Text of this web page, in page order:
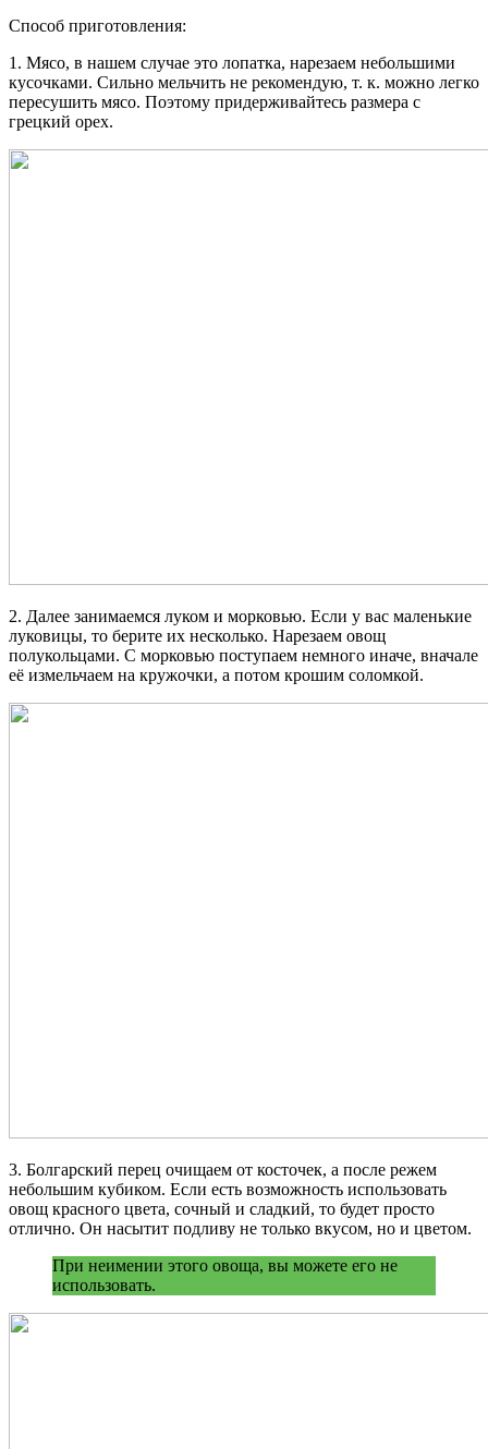
Способ приготовления:
1. Мясо, в нашем случае это лопатка, нарезаем небольшими
кусочками. Сильно мельчить не рекомендую, т. к. можно легко
пересушить мясо. Поэтому придерживайтесь размера с
грецкий орех.
2. Далее занимаемся луком и морковью. Если у вас маленькие
луковицы, то берите их несколько. Нарезаем овощ
полукольцами. С морковью поступаем немного иначе, вначале
её измельчаем на кружочки, а потом крошим соломкой.
3. Болгарский перец очищаем от косточек, а после режем
небольшим кубиком. Если есть возможность использовать
овощ красного цвета, сочный и сладкий, то будет просто
отлично. Он насытит подливу не только вкусом, но и цветом.
При неимении этого овоща, вы можете его не
использовать.